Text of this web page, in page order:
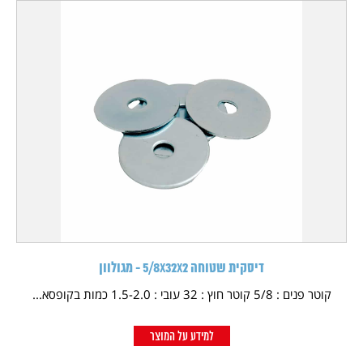
דיסקית שטוחה 5/8X32X2 - מגולוון
קוטר פנים : 5/8 קוטר חוץ : 32 עובי : 1.5-2.0 כמות בקופסא...
למידע על המוצר